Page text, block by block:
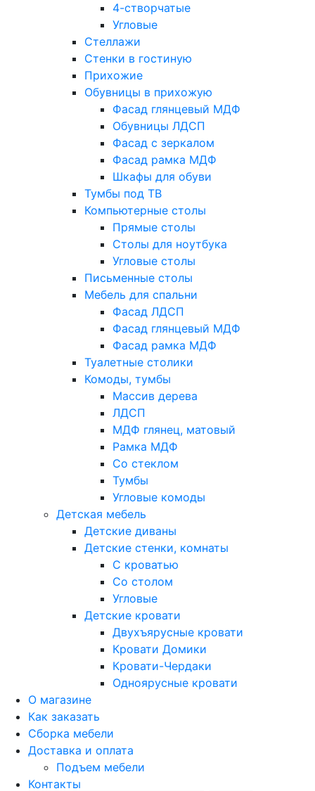
4-створчатые
Угловые
Стеллажи
Стенки в гостиную
Прихожие
Обувницы в прихожую
Фасад глянцевый МДФ
Обувницы ЛДСП
Фасад с зеркалом
Фасад рамка МДФ
Шкафы для обуви
Тумбы под ТВ
Компьютерные столы
Прямые столы
Столы для ноутбука
Угловые столы
Письменные столы
Мебель для спальни
Фасад ЛДСП
Фасад глянцевый МДФ
Фасад рамка МДФ
Туалетные столики
Комоды, тумбы
Массив дерева
ЛДСП
МДФ глянец, матовый
Рамка МДФ
Со стеклом
Тумбы
Угловые комоды
Детская мебель
Детские диваны
Детские стенки, комнаты
С кроватью
Со столом
Угловые
Детские кровати
Двухъярусные кровати
Кровати Домики
Кровати-Чердаки
Одноярусные кровати
О магазине
Как заказать
Сборка мебели
Доставка и оплата
Подъем мебели
Контакты